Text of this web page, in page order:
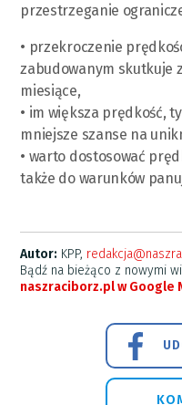
przestrzeganie
• przekroczenie
zabudowanym skutkuje
miesiące,
• im większa prędkość,
mniejsze szanse na
• warto dostosować
także do warunków
Autor: KPP,
Bądź na bieżąco z nowymi
naszraciborz.pl w Google